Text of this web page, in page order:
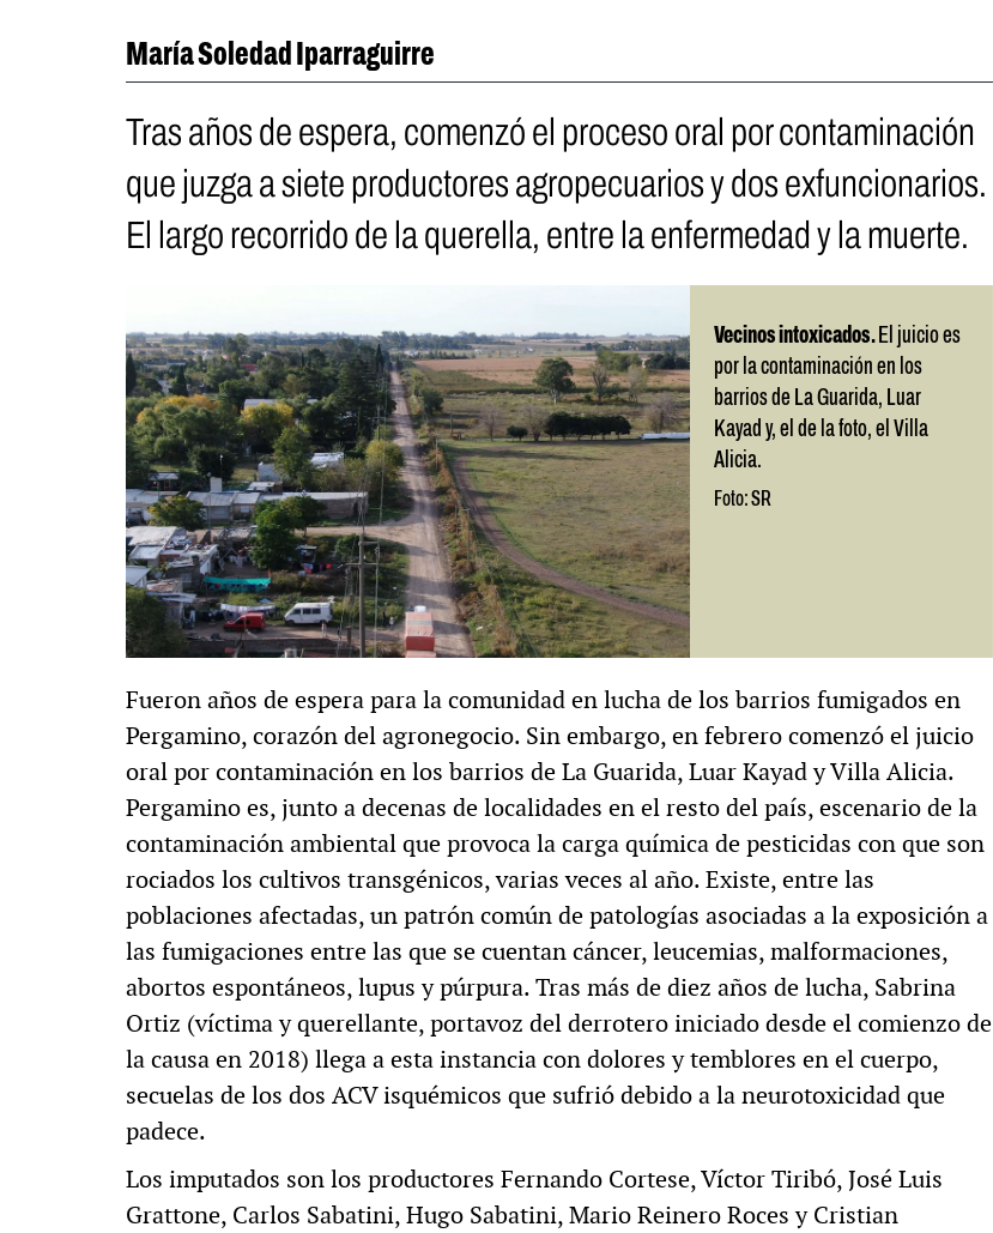
María Soledad Iparraguirre
Tras años de espera, comenzó el proceso oral por contaminación
que juzga a siete productores agropecuarios y dos exfuncionarios.
El largo recorrido de la querella, entre la enfermedad y la muerte.
Vecinos intoxicados. El juicio es
por la contaminación en los
barrios de La Guarida, Luar
Kayad y, el de la foto, el Villa
Alicia.
Foto: SR
Fueron años de espera para la comunidad en lucha de los barrios fumigados en
Pergamino, corazón del agronegocio. Sin embargo, en febrero comenzó el juicio
oral por contaminación en los barrios de La Guarida, Luar Kayad y Villa Alicia.
Pergamino es, junto a decenas de localidades en el resto del país, escenario de la
contaminación ambiental que provoca la carga química de pesticidas con que son
rociados los cultivos transgénicos, varias veces al año. Existe, entre las
poblaciones afectadas, un patrón común de patologías asociadas a la exposición a
las fumigaciones entre las que se cuentan cáncer, leucemias, malformaciones,
abortos espontáneos, lupus y púrpura. Tras más de diez años de lucha, Sabrina
Ortiz (víctima y querellante, portavoz del derrotero iniciado desde el comienzo de
la causa en 2018) llega a esta instancia con dolores y temblores en el cuerpo,
secuelas de los dos ACV isquémicos que sufrió debido a la neurotoxicidad que
padece.
Los imputados son los productores Fernando Cortese, Víctor Tiribó, José Luis
Grattone, Carlos Sabatini, Hugo Sabatini, Mario Reinero Roces y Cristian